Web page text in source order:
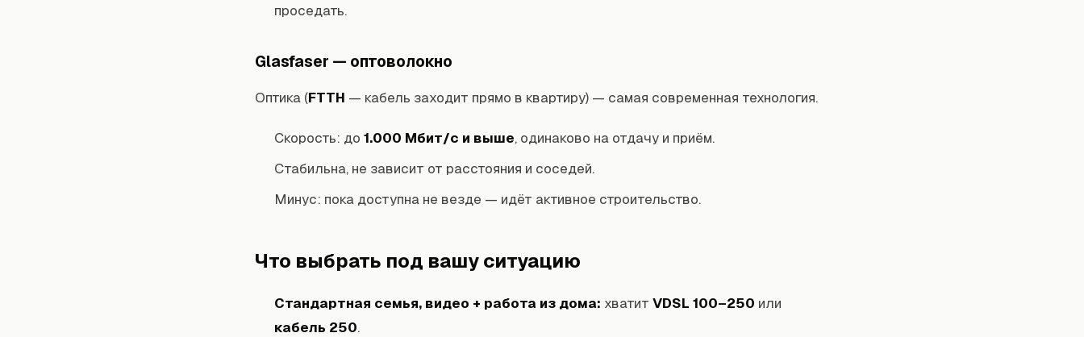
проседать.
Glasfaser — оптоволокно
Оптика (FTTH — кабель заходит прямо в квартиру) — самая современная технология.
Скорость: до 1.000 Мбит/с и выше, одинаково на отдачу и приём.
Стабильна, не зависит от расстояния и соседей.
Минус: пока доступна не везде — идёт активное строительство.
Что выбрать под вашу ситуацию
Стандартная семья, видео + работа из дома: хватит VDSL 100–250 или
кабель 250.